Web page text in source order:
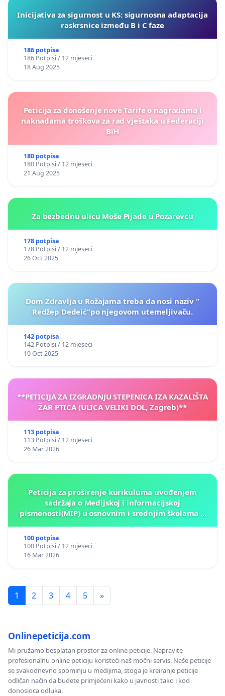
Inicijativa za sigurnost u KS: sigurnosna adaptacija
raskrsnice između B i C faze
186 potpisa
186 Potpisi / 12 mjeseci
18 Aug 2025
Peticija za donošenje nove Tarife o nagradama i
naknadama troškova za rad vještaka u Federaciji
BiH
180 potpisa
180 Potpisi / 12 mjeseci
21 Aug 2025
Za bezbednu ulicu Moše Pijade u Pozarevcu
178 potpisa
178 Potpisi / 12 mjeseci
26 Oct 2025
Dom Zdravlja u Rožajama treba da nosi naziv “
Redžep Dedeić”po njegovom utemeljivaču.
142 potpisa
142 Potpisi / 12 mjeseci
10 Oct 2025
**PETICIJA ZA IZGRADNJU STEPENICA IZA KAZALIŠTA
ŽAR PTICA (ULICA VELIKI DOL, Zagreb)**
113 potpisa
113 Potpisi / 12 mjeseci
26 Mar 2026
Peticija za proširenje kurikuluma uvođenjem
sadržaja o Medijskoj i informacijskoj
pismenosti(MIP) u osnovnim i srednjim školama u
100 potpisa
100 Potpisi / 12 mjeseci
16 Mar 2026
1 2 3 4 5 »
Onlinepeticija.com
Mi pružamo besplatan prostor za online peticije. Napravite
profesionalnu online peticiju koristeći naš močni servis. Naše peticije
se svakodnevno spominju u medijima, stoga je kreiranje peticije
odličan način da budete primjećeni kako u javnosti tako i kod
donosioca odluka.